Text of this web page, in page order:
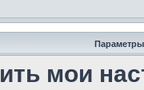
Параметры
мои